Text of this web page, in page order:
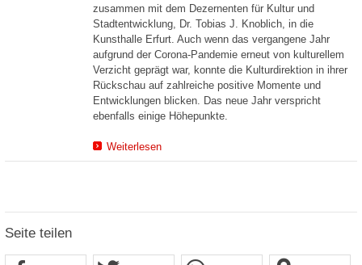
zusammen mit dem Dezernenten für Kultur und
Stadtentwicklung, Dr. Tobias J. Knoblich, in die
Kunsthalle Erfurt. Auch wenn das vergangene Jahr
aufgrund der Corona-Pandemie erneut von kulturellem
Verzicht geprägt war, konnte die Kulturdirektion in ihrer
Rückschau auf zahlreiche positive Momente und
Entwicklungen blicken. Das neue Jahr verspricht
ebenfalls einige Höhepunkte.
Weiterlesen
Seite teilen